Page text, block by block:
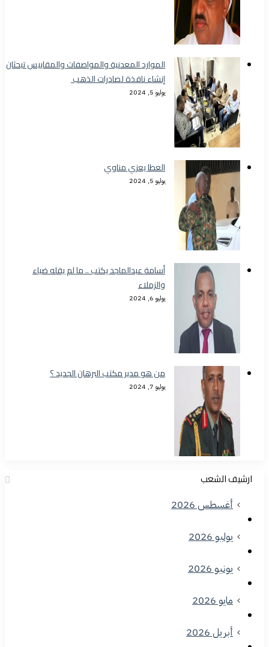
الموارد المعدنية والمواصفات والمقاييس تبحثان
إنشاء نافذة لصادرات الذهب
يوليو 5, 2024
العطا يعزي مناوي
يوليو 5, 2024
أسامة عبدالماجد يكتب .. ما لم يقله ضياء
والزملاء
يوليو 6, 2024
من هو مدير مكتب البرهان الجديد ؟
يوليو 7, 2024
ارشيف الشعب
أغسطس 2026
يوليو 2026
يونيو 2026
مايو 2026
أبريل 2026